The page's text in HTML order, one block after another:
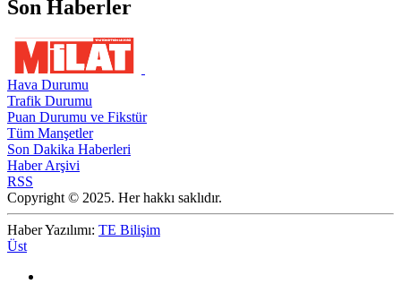
Son Haberler
Hava Durumu
Trafik Durumu
Puan Durumu ve Fikstür
Tüm Manşetler
Son Dakika Haberleri
Haber Arşivi
RSS
Copyright © 2025. Her hakkı saklıdır.
Haber Yazılımı: TE Bilişim
Üst